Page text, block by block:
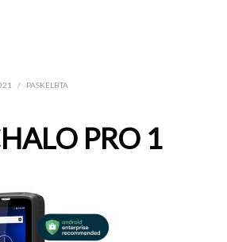
/ PASKELBTA
PRO 1